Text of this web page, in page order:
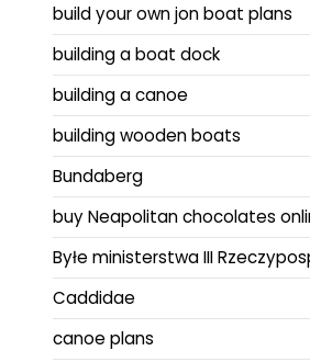
build your own jon boat plans
building a boat dock
building a canoe
building wooden boats
Bundaberg
buy Neapolitan chocolates
Byłe ministerstwa III
Caddidae
canoe plans